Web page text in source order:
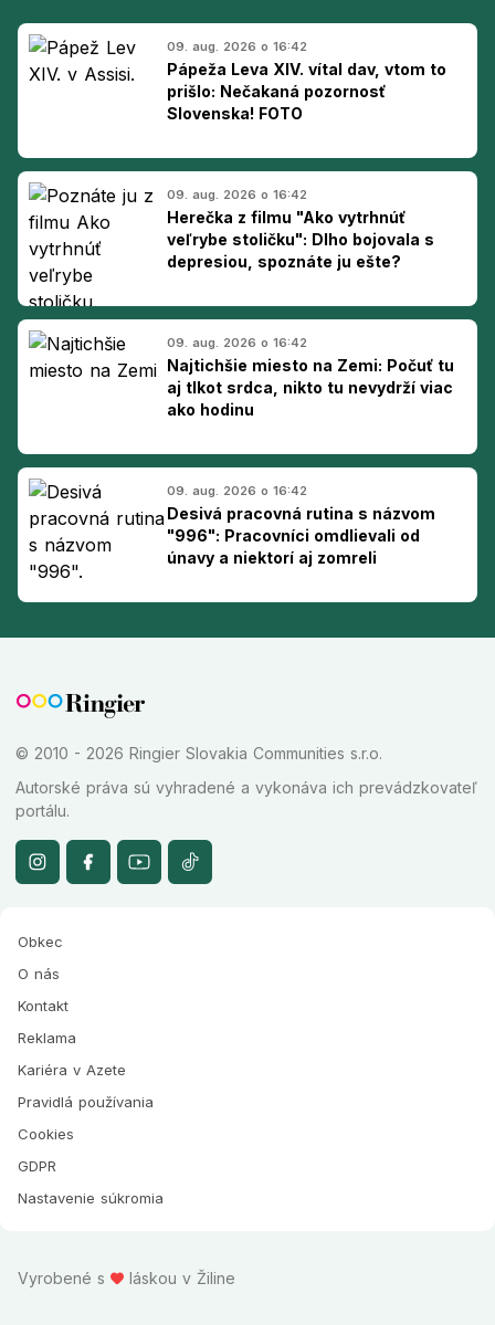
09. aug. 2026 o 16:42
Pápeža Leva XIV. vítal dav, vtom to
prišlo: Nečakaná pozornosť
Slovenska! FOTO
09. aug. 2026 o 16:42
Herečka z filmu "Ako vytrhnúť
veľrybe stoličku": Dlho bojovala s
depresiou, spoznáte ju ešte?
09. aug. 2026 o 16:42
Najtichšie miesto na Zemi: Počuť tu
aj tlkot srdca, nikto tu nevydrží viac
ako hodinu
09. aug. 2026 o 16:42
Desivá pracovná rutina s názvom
"996": Pracovníci omdlievali od
únavy a niektorí aj zomreli
© 2010 - 2026 Ringier Slovakia Communities s.r.o.
Autorské práva sú vyhradené a vykonáva ich prevádzkovateľ
portálu.
Obkec
O nás
Kontakt
Reklama
Kariéra v Azete
Pravidlá používania
Cookies
GDPR
Nastavenie súkromia
Vyrobené s láskou v Žiline